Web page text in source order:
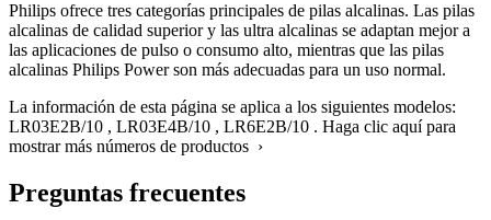
Philips ofrece tres categorías principales de pilas alcalinas. Las pilas
alcalinas de calidad superior y las ultra alcalinas se adaptan mejor a
las aplicaciones de pulso o consumo alto, mientras que las pilas
alcalinas Philips Power son más adecuadas para un uso normal.
La información de esta página se aplica a los siguientes modelos:
LR03E2B/10 , LR03E4B/10 , LR6E2B/10 . Haga clic aquí para
mostrar más números de productos ›
Preguntas frecuentes